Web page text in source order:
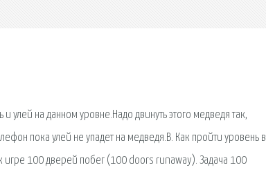
на данном уровне.Надо двинуть этого медведя так,
пока улей не упадет на медведя.В. Как пройти уровень в
100 дверей побег (100 doors runaway). Задача 100